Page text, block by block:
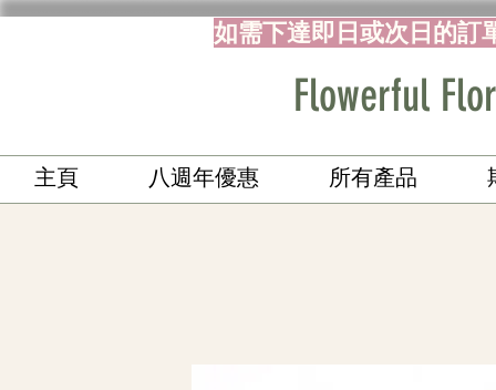
如需下達即日或次日的訂
Flowerful
主頁 八週年優惠 所有產品